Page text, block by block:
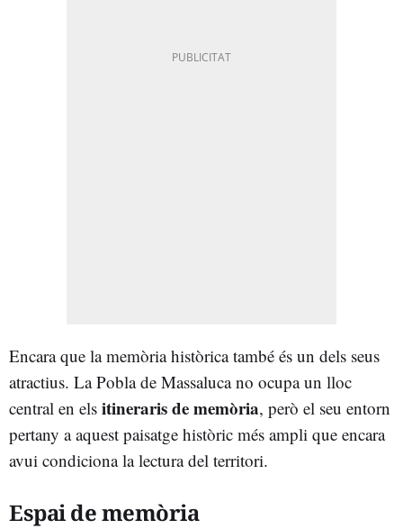
Encara que la memòria històrica també és un dels seus
atractius. La Pobla de Massaluca no ocupa un lloc
central en els itineraris de memòria, però el seu entorn
pertany a aquest paisatge històric més ampli que encara
avui condiciona la lectura del territori.
Espai de memòria